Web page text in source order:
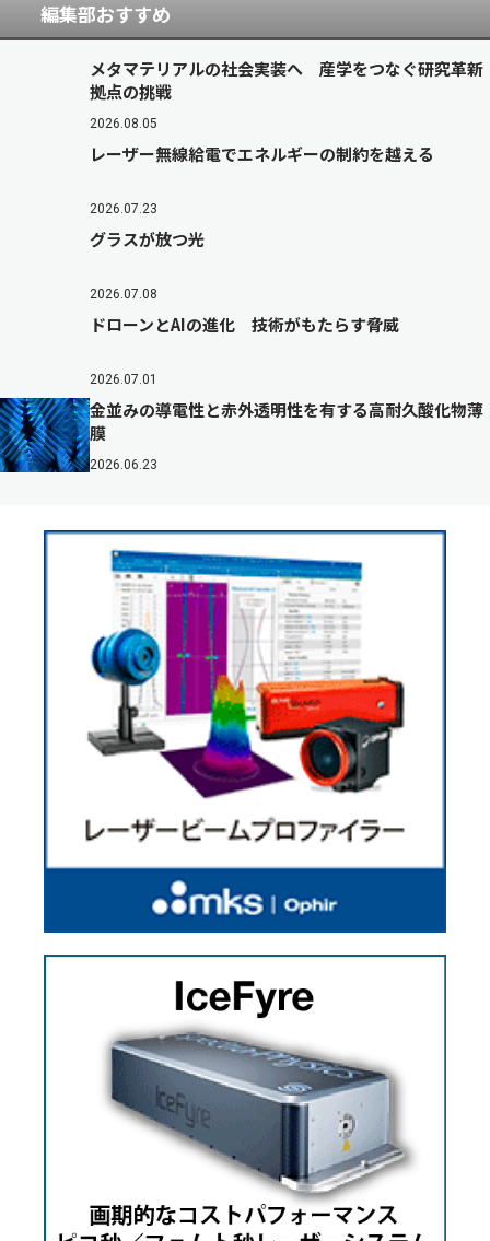
編集部おすすめ
メタマテリアルの社会実装へ 産学をつなぐ研究革新
拠点の挑戦
2026.08.05
レーザー無線給電でエネルギーの制約を越える
2026.07.23
グラスが放つ光
2026.07.08
ドローンとAIの進化 技術がもたらす脅威
2026.07.01
金並みの導電性と赤外透明性を有する高耐久酸化物薄
膜
2026.06.23